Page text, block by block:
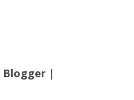
Blogger |